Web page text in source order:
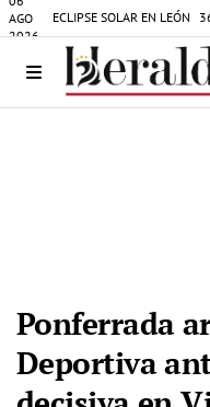
AGO
2026
ECLIPSE SOLAR EN LEÓN
Ponferrada
Deportiva